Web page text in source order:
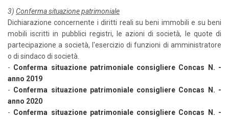
3) Conferma situazione patrimoniale
Dichiarazione concernente i diritti reali su beni immobili e su beni
mobili iscritti in pubblici registri, le azioni di società, le quote di
partecipazione a società, l'esercizio di funzioni di amministratore
o di sindaco di società.
- Conferma situazione patrimoniale consigliere Concas N. -
anno 2019
- Conferma situazione patrimoniale consigliere Concas N. -
anno 2020
- Conferma situazione patrimoniale consigliere Concas N. -